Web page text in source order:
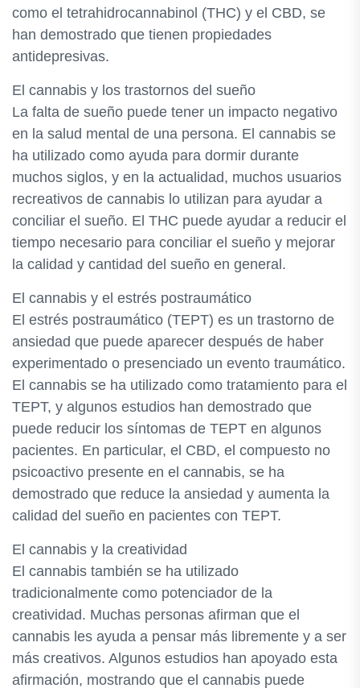
como el tetrahidrocannabinol (THC) y el CBD, se
han demostrado que tienen propiedades
antidepresivas.
El cannabis y los trastornos del sueño
La falta de sueño puede tener un impacto negativo
en la salud mental de una persona. El cannabis se
ha utilizado como ayuda para dormir durante
muchos siglos, y en la actualidad, muchos usuarios
recreativos de cannabis lo utilizan para ayudar a
conciliar el sueño. El THC puede ayudar a reducir el
tiempo necesario para conciliar el sueño y mejorar
la calidad y cantidad del sueño en general.
El cannabis y el estrés postraumático
El estrés postraumático (TEPT) es un trastorno de
ansiedad que puede aparecer después de haber
experimentado o presenciado un evento traumático.
El cannabis se ha utilizado como tratamiento para el
TEPT, y algunos estudios han demostrado que
puede reducir los síntomas de TEPT en algunos
pacientes. En particular, el CBD, el compuesto no
psicoactivo presente en el cannabis, se ha
demostrado que reduce la ansiedad y aumenta la
calidad del sueño en pacientes con TEPT.
El cannabis y la creatividad
El cannabis también se ha utilizado
tradicionalmente como potenciador de la
creatividad. Muchas personas afirman que el
cannabis les ayuda a pensar más libremente y a ser
más creativos. Algunos estudios han apoyado esta
afirmación, mostrando que el cannabis puede